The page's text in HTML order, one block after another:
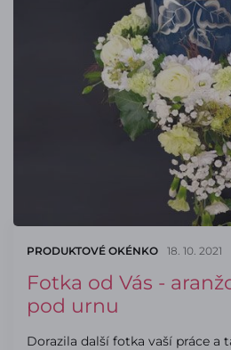
PRODUKTOVÉ OKÉNKO 18. 10. 2021
Fotka od Vás -
pod urnu
Dorazila další fotka vaší práce a